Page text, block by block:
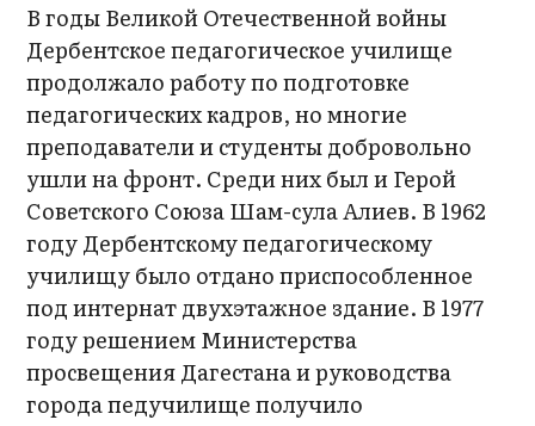
В годы Великой Отечественной войны
Дербентское педагогическое училище
продолжало работу по подготовке
педагогических кадров, но многие
преподаватели и студенты добровольно
ушли на фронт. Среди них был и Герой
Советского Союза Шам-сула Алиев. В 1962
году Дербентскому педагогическому
училищу было отдано приспособленное
под интернат двухэтажное здание. В 1977
году решением Министерства
просвещения Дагестана и руководства
города педучилище получило